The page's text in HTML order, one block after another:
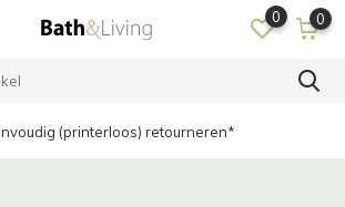
0 0
(printerloos) retourneren*